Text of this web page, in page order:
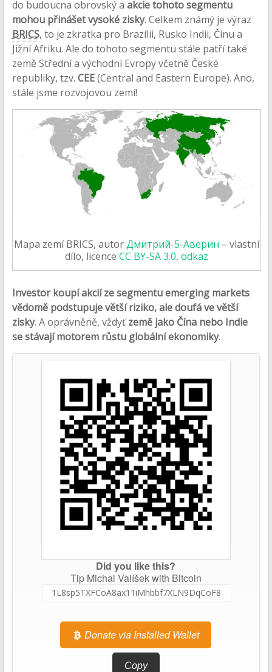
do budoucna obrovský a akcie tohoto segmentu
mohou přinášet vysoké zisky. Celkem známý je výraz
BRICS, to je zkratka pro Brazílii, Rusko Indii, Čínu a
Jižní Afriku. Ale do tohoto segmentu stále patří také
země Střední a východní Evropy včetně České
republiky, tzv. CEE(Central and Eastern Europe). Ano,
stále jsme rozvojovou zemí!
Mapa zemí BRICS, autorДмитрий-5-Аверин – vlastní
dílo, licence CC BY-SA 3.0, odkaz
Investor koupí akcií ze segmentu emerging markets
vědomě podstupuje větší riziko, ale doufá ve větší
zisky. A oprávněně, vždyťzemě jako Čína nebo Indie
se stávají motorem růstu globální ekonomiky.
Did you like this?
Tip Michal Valíšek with Bitcoin
Donate via Installed Wallet
Copy